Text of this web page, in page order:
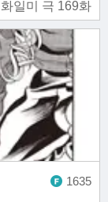
일미 극 169화
1635